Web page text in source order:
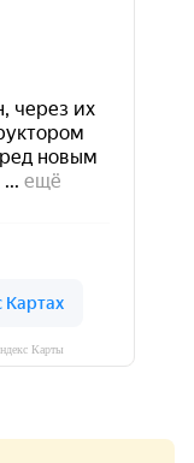
Карты